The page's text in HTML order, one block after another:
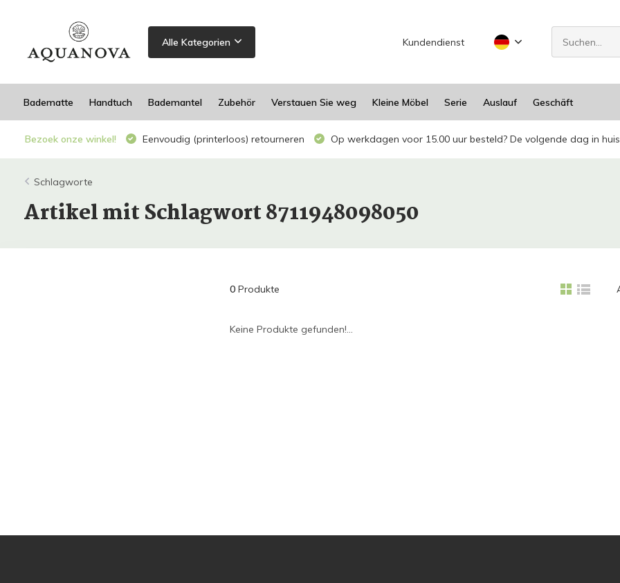
Alle Kategorien Kundendienst
Badematte Handtuch Bademantel Zubehör Verstauen Sie weg Kleine Möbel Serie Auslauf Geschäft
Bezoek onze winkel! Eenvoudig (printerloos) retourneren Op werkdagen voor 15.00 uur besteld? De volgende dag in
Schlagworte
Artikel mit Schlagwort 8711948098050
0Produkte
Keine Produkte gefunden!...